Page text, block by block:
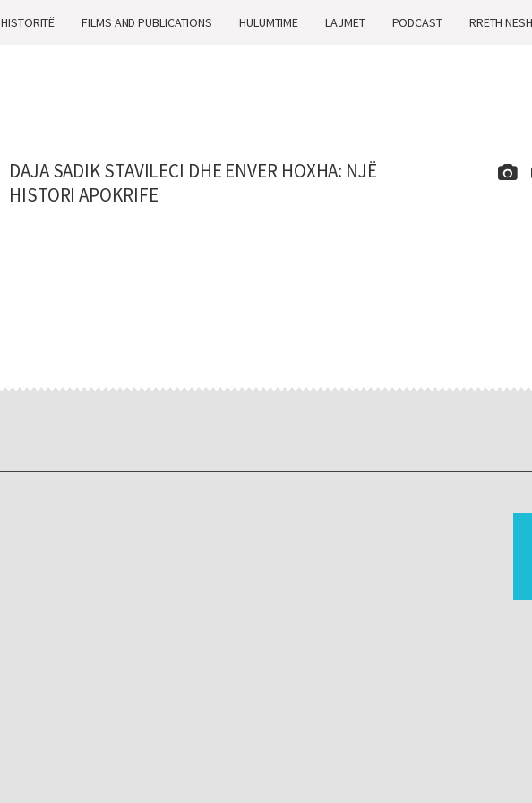
HISTORITË FILMS AND PUBLICATIONS HULUMTIME LAJMET PODCAST RRETH NESH
DAJA SADIK STAVILECI DHE ENVER HOXHA: NJË
HISTORI APOKRIFE